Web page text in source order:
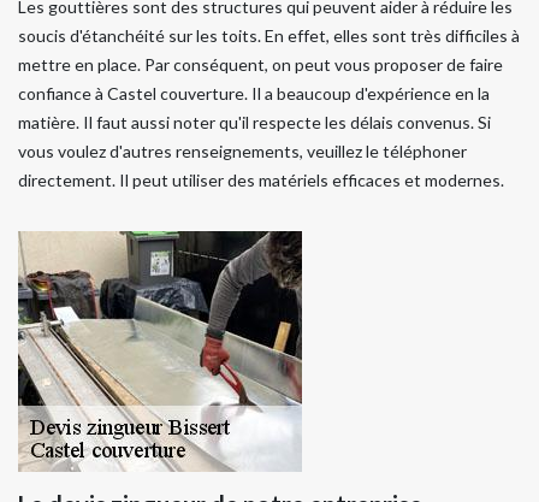
Les gouttières sont des structures qui peuvent aider à réduire les
soucis d'étanchéité sur les toits. En effet, elles sont très difficiles à
mettre en place. Par conséquent, on peut vous proposer de faire
confiance à Castel couverture. Il a beaucoup d'expérience en la
matière. Il faut aussi noter qu'il respecte les délais convenus. Si
vous voulez d'autres renseignements, veuillez le téléphoner
directement. Il peut utiliser des matériels efficaces et modernes.